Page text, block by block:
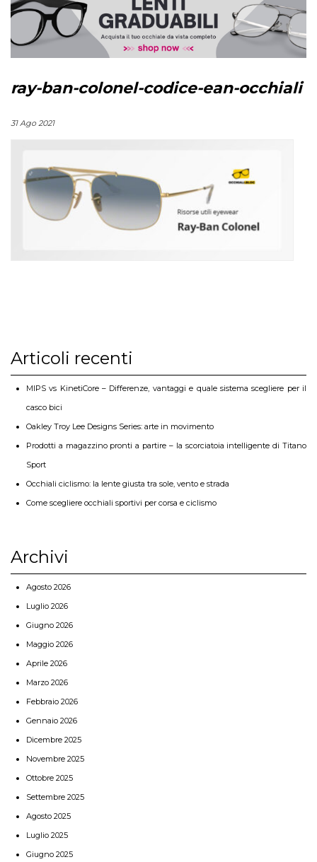
ray-ban-colonel-codice-ean-occhiali
31 Ago 2021
Articoli recenti
MIPS vs KinetiCore – Differenze, vantaggi e quale sistema scegliere per il
casco bici
Oakley Troy Lee Designs Series: arte in movimento
Prodotti a magazzino pronti a partire – la scorciatoia intelligente di Titano
Sport
Occhiali ciclismo: la lente giusta tra sole, vento e strada
Come scegliere occhiali sportivi per corsa e ciclismo
Archivi
Agosto 2026
Luglio 2026
Giugno 2026
Maggio 2026
Aprile 2026
Marzo 2026
Febbraio 2026
Gennaio 2026
Dicembre 2025
Novembre 2025
Ottobre 2025
Settembre 2025
Agosto 2025
Luglio 2025
Giugno 2025